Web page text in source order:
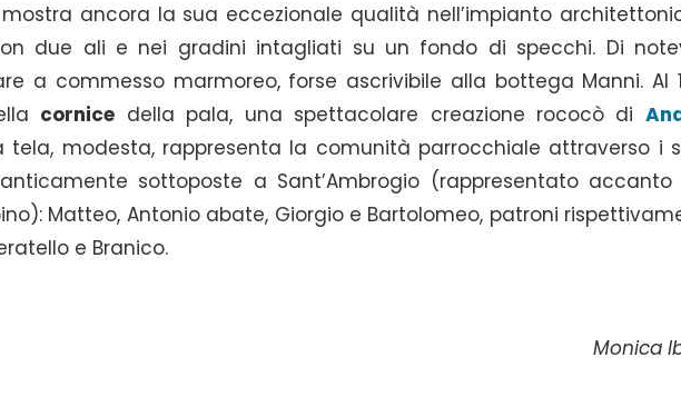
ancora la sua eccezionale qualità nell’impianto
due ali e nei gradini intagliati su un fondo di specchi. Di
a commesso marmoreo, forse ascrivibile alla bottega Manni. Al
cornice della pala, una spettacolare creazione rococò di
tela, modesta, rappresenta la comunità parrocchiale attraverso i
sottoposte a Sant’Ambrogio (rappresentato accanto
Matteo, Antonio abate, Giorgio e Bartolomeo, patroni
e Branico.
Monica